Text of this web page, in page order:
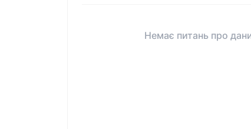
Немає питань про